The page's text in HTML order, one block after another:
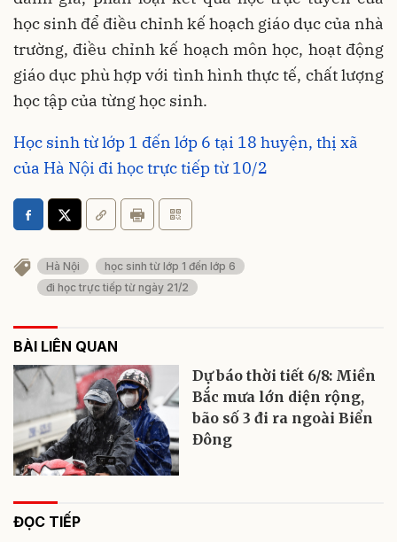
học sinh để điều chỉnh kế hoạch giáo dục của nhà
trường, điều chỉnh kế hoạch môn học, hoạt động
giáo dục phù hợp với tình hình thực tế, chất lượng
học tập của từng học sinh.
Học sinh từ lớp 1 đến lớp 6 tại 18 huyện, thị xã
của Hà Nội đi học trực tiếp từ 10/2
Hà Nội
học sinh từ lớp 1 đến lớp 6
đi học trực tiếp từ ngày 21/2
BÀI LIÊN QUAN
Dự báo thời tiết 6/8: Miền
Bắc mưa lớn diện rộng,
bão số 3 đi ra ngoài Biển
Đông
ĐỌC TIẾP